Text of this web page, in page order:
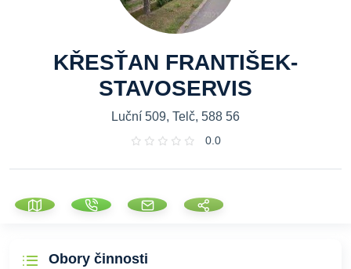
KŘESŤAN FRANTIŠEK-
STAVOSERVIS
Luční 509, Telč, 588 56
0.0
Obory činnosti